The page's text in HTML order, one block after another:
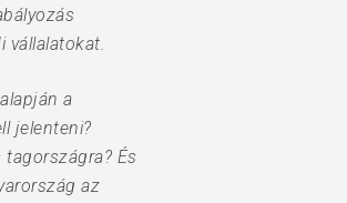
vállalatokat.
a
jelenteni?
És
az